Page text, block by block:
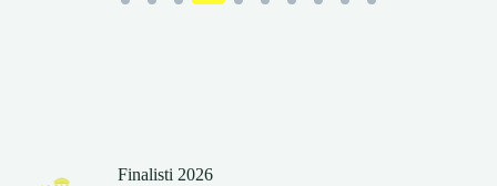
Finalisti 2026